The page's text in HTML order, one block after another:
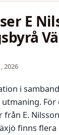
E
2026
i
För
E.
finns flera